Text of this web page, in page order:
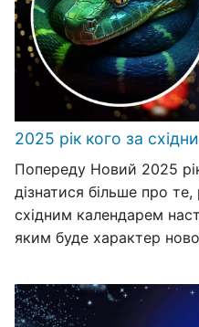
2025 рік кого за
Попереду Новий 2025
дізнатися більше про те,
східним календарем
яким буде характер